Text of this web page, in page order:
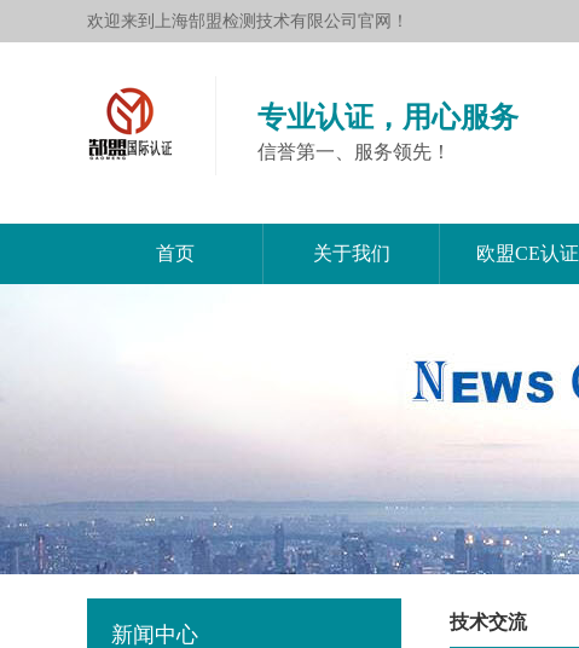
欢迎来到上海郜盟检测技术有限公司官网！
专业认证，用心服务
信誉第一、服务领先！
首页 关于我们 欧盟CE认证
新闻中心
技术交流